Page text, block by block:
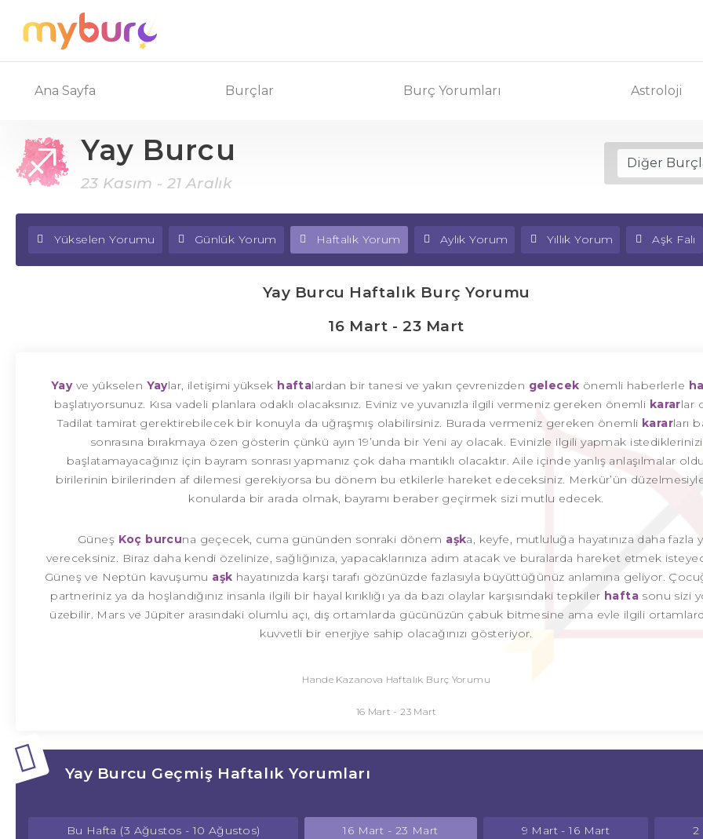
Ana Sayfa Burçlar Burç Yorumları Astroloji
Yay Burcu
23 Kasım - 21 Aralık
Yükselen Yorumu Günlük Yorum Haftalık Yorum Aylık Yorum Yıllık Yorum Aşk Falı
Yay Burcu Haftalık Burç Yorumu
16 Mart - 23 Mart
Yayve yükselen Yaylar, iletişimi yüksek haftalardan bir tanesi ve yakın çevrenizden gelecek önemli haberlerle
başlatıyorsunuz. Kısa vadeli planlara odaklı olacaksınız. Eviniz ve yuvanızla ilgili vermeniz gereken önemli kararlar
Tadilat tamirat gerektirebilecek bir konuyla da uğraşmış olabilirsiniz. Burada vermeniz gereken önemli kararları
sonrasına bırakmaya özen gösterin çünkü ayın 19’unda bir Yeni ay olacak. Evinizle ilgili yapmak istediklerinizi
başlatamayacağınız için bayram sonrası yapmanız çok daha mantıklı olacaktır. Aile içinde yanlış anlaşılmalar
birilerinin birilerinden af dilemesi gerekiyorsa bu dönem bu etkilerle hareket edeceksiniz. Merkür’ün
konularda bir arada olmak, bayramı beraber geçirmek sizi mutlu edecek.
Güneş Koç burcuna geçecek, cuma gününden sonraki dönem aşka, keyfe, mutluluğa hayatınıza daha fazla
vereceksiniz. Biraz daha kendi özelinize, sağlığınıza, yapacaklarınıza adım atacak ve buralarda hareket etmek
Güneş ve Neptün kavuşumu aşk hayatınızda karşı tarafı gözünüzde fazlasıyla büyüttüğünüz anlamına geliyor.
partneriniz ya da hoşlandığınız insanla ilgili bir hayal kırıklığı ya da bazı olaylar karşısındaki tepkiler haftasonu sizi
üzebilir. Mars ve Jüpiter arasındaki olumlu açı, dış ortamlarda gücünüzün çabuk bitmesine ama evle ilgili
kuvvetli bir enerjiye sahip olacağınızı gösteriyor.
Hande Kazanova Haftalık Burç Yorumu
16 Mart - 23 Mart
Yay Burcu Geçmiş Haftalık Yorumları
Bu Hafta (3 Ağustos - 10 Ağustos) 16 Mart - 23 Mart 9 Mart - 16 Mart 2